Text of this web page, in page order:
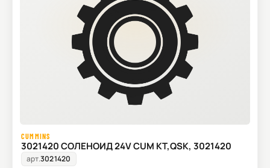
CUMMINS
3021420 СОЛЕНОИД 24V CUM KT,QSK, 3021420
арт.3021420